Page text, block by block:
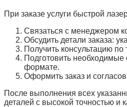
При заказе услуги быстрой
Связаться с менеджером
Обсудить детали заказа:
Получить консультацию
Подготовить
формате.
Оформить заказ и
После выполнения всех
деталей с высокой точностью и